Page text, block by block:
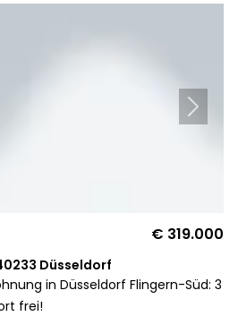
€ 319.000
Düsseldorf
in Düsseldorf Flingern-Süd: 3
frei!